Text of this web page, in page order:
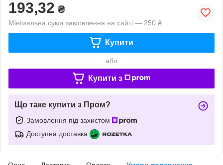
193,32 ₴
Мінімальна сума замовлення на сайті — 250 ₴
Купити
або
Купити з
Що таке купити з Пром?
Замовлення під захистом
Доступна доставка